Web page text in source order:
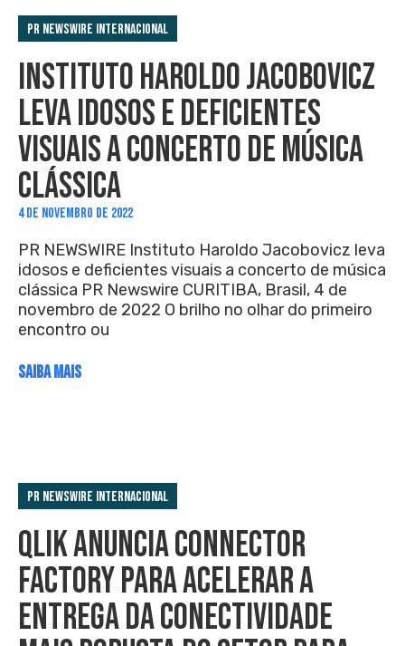
PR Newswire Internacional
INSTITUTO HAROLDO JACOBOVICZ
LEVA IDOSOS E DEFICIENTES
VISUAIS A CONCERTO DE MÚSICA
CLÁSSICA
4 DE NOVEMBRO DE 2022
PR NEWSWIRE Instituto Haroldo Jacobovicz leva
idosos e deficientes visuais a concerto de música
clássica PR Newswire CURITIBA, Brasil, 4 de
novembro de 2022 O brilho no olhar do primeiro
encontro ou
SAIBA MAIS
PR Newswire Internacional
QLIK ANUNCIA CONNECTOR
FACTORY PARA ACELERAR A
ENTREGA DA CONECTIVIDADE